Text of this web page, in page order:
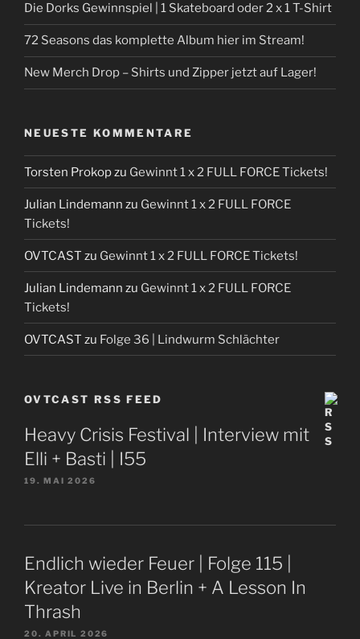
Die Dorks Gewinnspiel | 1 Skateboard oder 2 x 1 T-Shirt
72 Seasons das komplette Album hier im Stream!
New Merch Drop – Shirts und Zipper jetzt auf Lager!
NEUESTE KOMMENTARE
Torsten Prokopzu Gewinnt 1 x 2 FULL FORCE Tickets!
Julian Lindemann zu Gewinnt 1 x 2 FULL FORCE
Tickets!
OVTCAST zu Gewinnt 1 x 2 FULL FORCE Tickets!
Julian Lindemann zu Gewinnt 1 x 2 FULL FORCE
Tickets!
OVTCAST zu Folge 36 | Lindwurm Schlächter
OVTCAST RSS FEED
Heavy Crisis Festival | Interview mit
Elli + Basti | I55
19. MAI 2026
Endlich wieder Feuer | Folge 115 |
Kreator Live in Berlin + A Lesson In
Thrash
20. APRIL 2026